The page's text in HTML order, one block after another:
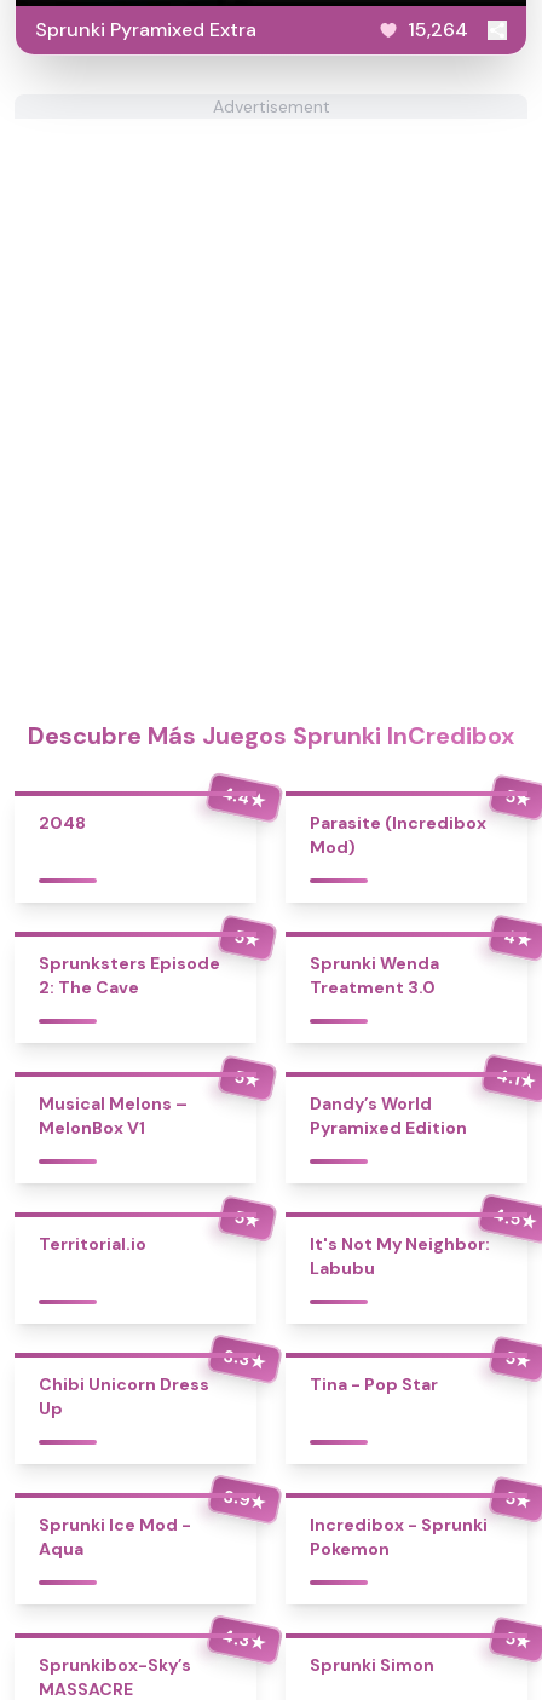
Sprunki Pyramixed Extra 15,264
Advertisement
Descubre Más Juegos Sprunki InCredibox
4.4★
2048
5★
Parasite (Incredibox
Mod)
5★
Sprunksters Episode
2: The Cave
4★
Sprunki Wenda
Treatment 3.0
5★
Musical Melons –
MelonBox V1
4.1★
Dandy’s World
Pyramixed Edition
5★
Territorial.io
4.5★
It's Not My Neighbor:
Labubu
3.3★
Chibi Unicorn Dress
Up
5★
Tina - Pop Star
3.9★
Sprunki Ice Mod -
Aqua
5★
Incredibox - Sprunki
Pokemon
4.3★
Sprunkibox-Sky’s
MASSACRE
5★
Sprunki Simon